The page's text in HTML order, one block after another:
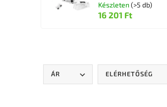
Készleten (>5 db)
16 201 Ft
ELÉRHETŐSÉG
ÁR